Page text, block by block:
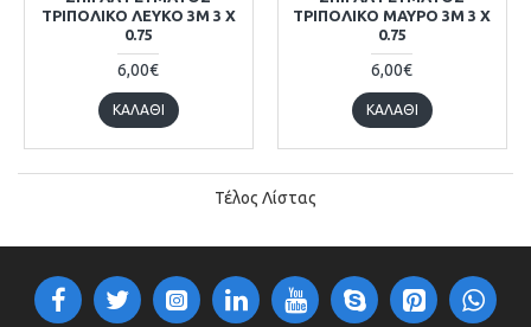
ΤΡΙΠΟΛΙΚΟ ΛΕΥΚΟ 3M 3 X
0.75
6,00€
ΚΑΛΆΘΙ
ΤΡΙΠΟΛΙΚΟ ΜΑΥΡΟ 3M 3 X
0.75
6,00€
ΚΑΛΆΘΙ
Τέλος Λίστας